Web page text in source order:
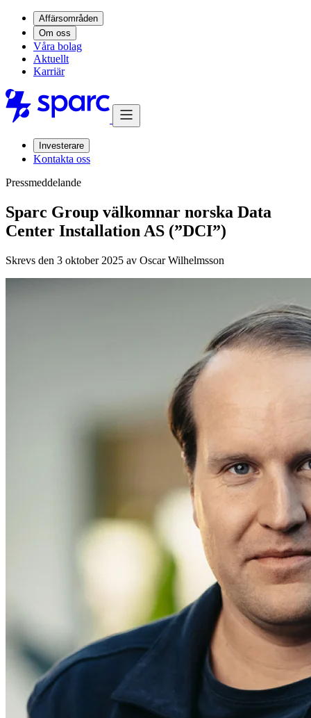
Affärsområden
Om oss
Våra bolag
Aktuellt
Karriär
Investerare
Kontakta oss
Pressmeddelande
Sparc Group välkomnar norska Data
Center Installation AS (”DCI”)
Skrevs den 3 oktober 2025 av Oscar Wilhelmsson